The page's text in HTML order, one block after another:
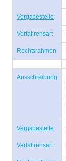
Vergabestelle
Verfahrensart
Rechtsrahmen
Ausschreibung
Vergabestelle
Verfahrensart